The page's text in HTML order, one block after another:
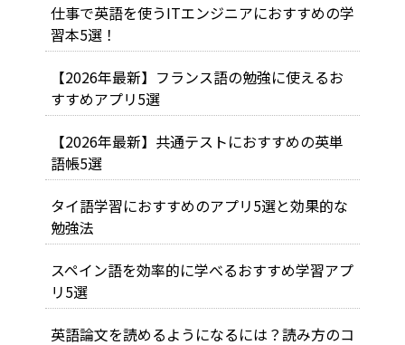
仕事で英語を使うITエンジニアにおすすめの学
習本5選！
【2026年最新】フランス語の勉強に使えるお
すすめアプリ5選
【2026年最新】共通テストにおすすめの英単
語帳5選
タイ語学習におすすめのアプリ5選と効果的な
勉強法
スペイン語を効率的に学べるおすすめ学習アプ
リ5選
英語論文を読めるようになるには？読み方のコ